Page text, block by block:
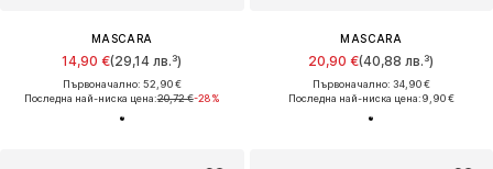
MASCARA
14,90 €(29,14 лв.³)
Първоначално: 52,90 €
Последна най-ниска цена:20,72 €-28%
MASCARA
20,90 €(40,88 лв.³)
Първоначално: 34,90 €
Последна най-ниска цена:9,90 €